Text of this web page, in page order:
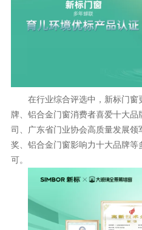
在行业综合评选中，新标门窗
牌、铝合金门窗消费者喜爱十大
司、广东省门业协会高质量发展
奖、铝合金门窗影响力十大品牌
可。